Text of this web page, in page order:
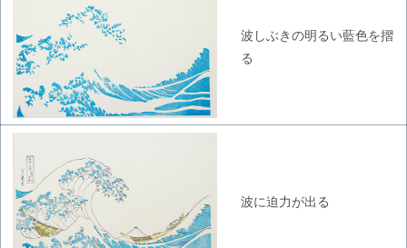
波しぶきの明るい藍色を摺
る
波に迫力が出る